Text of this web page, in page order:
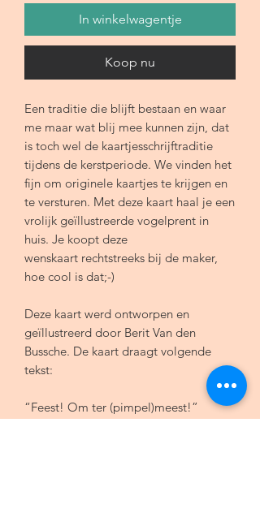
In winkelwagentje
Koop nu
Een traditie die blijft bestaan en waar
me maar wat blij mee kunnen zijn, dat
is toch wel de kaartjesschrijftraditie
tijdens de kerstperiode. We vinden het
fijn om originele kaartjes te krijgen en
te versturen. Met deze kaart haal je een
vrolijk geïllustreerde vogelprent in
huis. Je koopt deze
wenskaart rechtstreeks bij de maker,
hoe cool is dat;-)
Deze kaart werd ontworpen en
geïllustreerd door Berit Van den
Bussche. De kaart draagt volgende
tekst:
“Feest! Om ter (pimpel)meest!”